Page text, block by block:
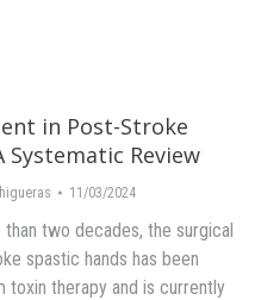
in Post-Stroke
Systematic Review
11/03/2024
two decades, the surgical
spastic hands has been
toxin therapy and is currently